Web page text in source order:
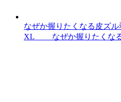
なぜか握りたくなる皮ズ
XL なぜか握りたくなる